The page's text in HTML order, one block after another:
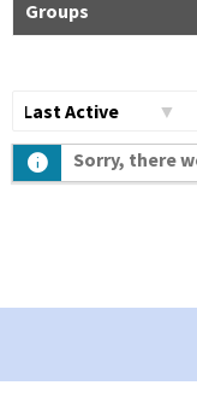
Groups
по:
Sorry, there